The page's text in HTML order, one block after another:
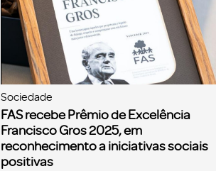
Sociedade
FAS recebe Prêmio de Excelência
Francisco Gros 2025, em
reconhecimento a iniciativas sociais
positivas